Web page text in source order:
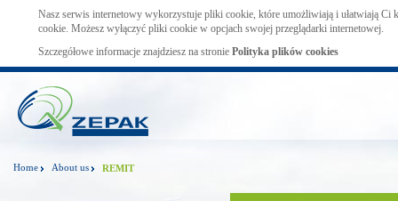
Nasz serwis internetowy wykorzystuje pliki cookie, które umożliwiają i ułatwiają Ci
cookie. Możesz wyłączyć pliki cookie w opcjach swojej przeglądarki internetowej.
Szczegółowe informacje znajdziesz na stronie Polityka plików cookies
Home About us REMIT